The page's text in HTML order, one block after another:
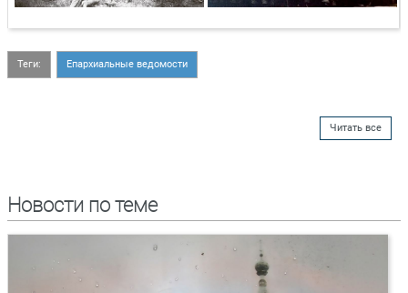
Теги: Епархиальные ведомости
Читать все
Новости по теме